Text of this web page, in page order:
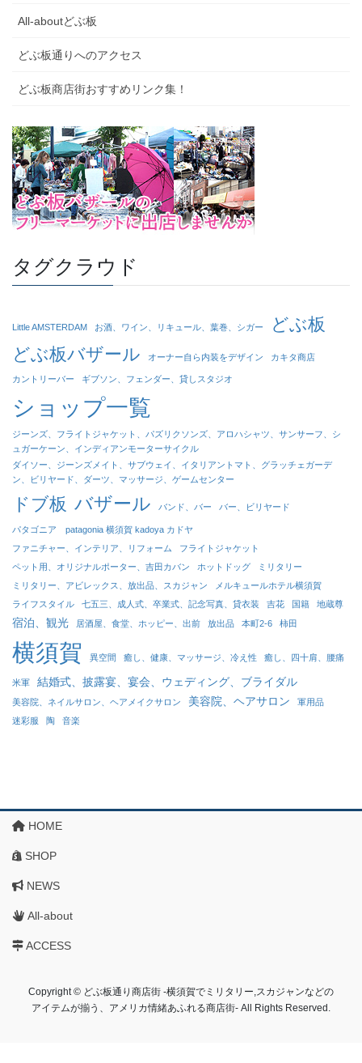
All-aboutどぶ板
どぶ板通りへのアクセス
どぶ板商店街おすすめリンク集！
タグクラウド
Little AMSTERDAM お酒、ワイン、リキュール、葉巻、シガー
どぶ板
どぶ板バザール
オーナー自ら内装をデザイン カキタ商店
カントリーバー ギブソン、フェンダー、貸しスタジオ
ショップ一覧
ジーンズ、フライトジャケット、パズリクソンズ、アロハシャツ、サンサーフ、シ
ュガーケーン、インディアンモーターサイクル
ダイソー、ジーンズメイト、サブウェイ、イタリアントマト、グラッチェガーデ
ン、ビリヤード、ダーツ、マッサージ、ゲームセンター
ドブ板 バザール バンド、バー バー、ビリヤード
パタゴニア patagonia 横須賀 kadoya カドヤ
ファニチャー、インテリア、リフォーム
フライトジャケット
ペット用、オリジナルポーター、吉田カバン
ホットドッグ
ミリタリー
ミリタリー、アビレックス、放出品、スカジャン
メルキュールホテル横須賀
ライフスタイル
七五三、成人式、卒業式、記念写真、貸衣装 吉花 国籍 地蔵尊
宿泊、観光 居酒屋、食堂、ホッピー、出前 放出品 本町2-6 柿田
横須賀 異空間 癒し、健康、マッサージ、冷え性 癒し、四十肩、腰痛
米軍 結婚式、披露宴、宴会、ウェディング、ブライダル
美容院、ネイルサロン、ヘアメイクサロン 美容院、ヘアサロン
軍用品
迷彩服
陶 音楽
HOME
SHOP
NEWS
All-about
ACCESS
Copyright © どぶ板通り商店街 ‐横須賀でミリタリー,スカジャンなどの
アイテムが揃う、アメリカ情緒あふれる商店街‐ All Rights Reserved.